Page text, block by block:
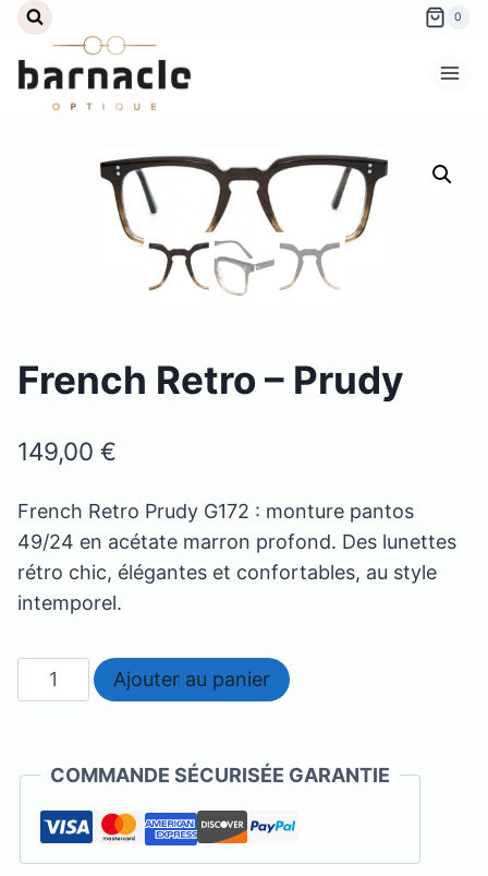
Aller
contenu
0
French Retro – Prudy
149,00€
French Retro Prudy G172 : monture pantos
49/24 en acétate marron profond. Des lunettes
rétro chic, élégantes et confortables, au style
intemporel.
quantité
de
Retro
Prudy
Ajouter au panier
COMMANDE SÉCURISÉE GARANTIE